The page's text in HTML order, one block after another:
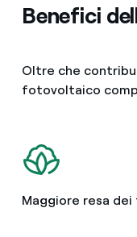
Benefici
Oltre che
fotovoltaico
Maggiore resa